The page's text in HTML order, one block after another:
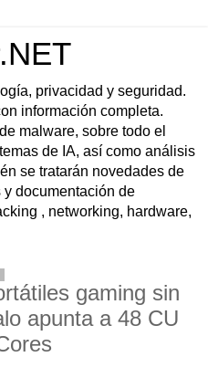
privacidad y seguridad.
información completa.
malware, sobre todo el
de IA, así como análisis
se tratarán novedades de
documentación de
, networking, hardware,
gaming sin
apunta a 48 CU